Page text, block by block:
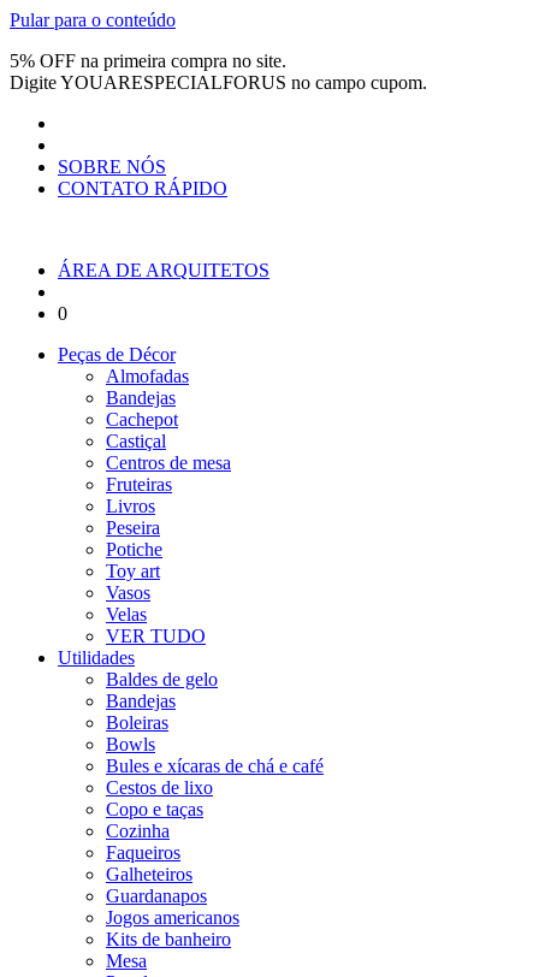
Pular para o conteúdo
5% OFF na primeira compra no site.
DigiteYOUARESPECIALFORUS no campo cupom.
SOBRE NÓS
CONTATO RÁPIDO
ÁREA DE ARQUITETOS
0
Peças de Décor
Almofadas
Bandejas
Cachepot
Castiçal
Centros de mesa
Fruteiras
Livros
Peseira
Potiche
Toy art
Vasos
Velas
VER TUDO
Utilidades
Baldes de gelo
Bandejas
Boleiras
Bowls
Bules e xícaras de chá e café
Cestos de lixo
Copo e taças
Cozinha
Faqueiros
Galheteiros
Guardanapos
Jogos americanos
Kits de banheiro
Mesa